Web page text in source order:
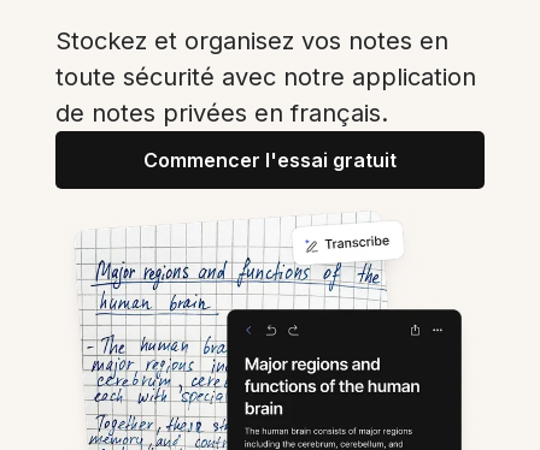
Stockez et organisez vos notes en
toute sécurité avec notre application
de notes privées en français.
Commencer l'essai gratuit